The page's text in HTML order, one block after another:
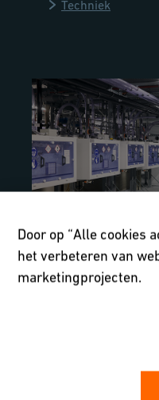
Techniek
Veilige
CONTAIN-IT
Infrastructure
OSRAM, een
Door op “Alle cookies
het verbeteren van
marketingprojecten.